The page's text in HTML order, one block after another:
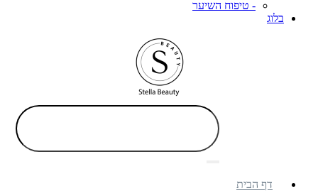
- טיפוח השיער
בלוג
דף הבית